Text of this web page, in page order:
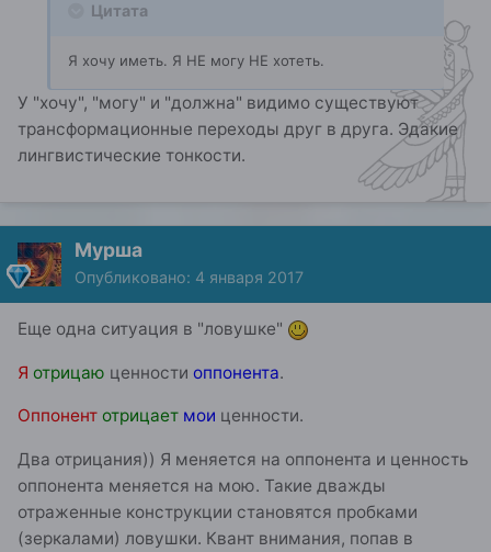
Цитата
Я хочу иметь. Я НЕ могу НЕ хотеть.
У "хочу", "могу" и "должна" видимо существуют
трансформационные переходы друг в друга. Эдакие
лингвистические тонкости.
Мурша
Опубликовано: 4 января 2017
Еще одна ситуация в "ловушке"
Я отрицаю ценности оппонента.
Оппонент отрицает мои ценности.
Два отрицания)) Я меняется на оппонента и ценность
оппонента меняется на мою. Такие дважды
отраженные конструкции становятся пробками
(зеркалами) ловушки. Квант внимания, попав в